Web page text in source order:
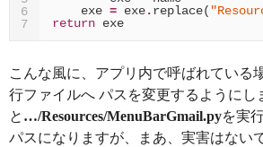
6
7
exe = exe.replace(
return exe
こんな風に、アプリ内で呼ばれている
行ファイルへ パスを変更するようにし
と …/Resources/MenuBarGmail.pyを実
パスになりますが、まあ、実害はない